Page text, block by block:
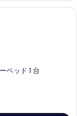
ム | エジプト綿のシー
ベッド 1 台